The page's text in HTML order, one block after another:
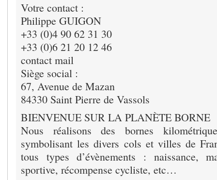
Votre contact :
Philippe GUIGON
+33 (0)4 90 62 31 30
+33 (0)6 21 20 12 46
contact mail
Siège social :
67, Avenue de Mazan
84330 Saint Pierre de Vassols
BIENVENUE SUR LA PLANÈTE BORNE
Nous réalisons des bornes
symbolisant les divers cols et villes de
tous types d’évènements : naissance,
sportive, récompense cycliste, etc…